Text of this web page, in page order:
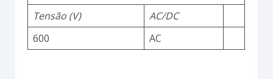
Tensão (V)
AC/DC
600
AC